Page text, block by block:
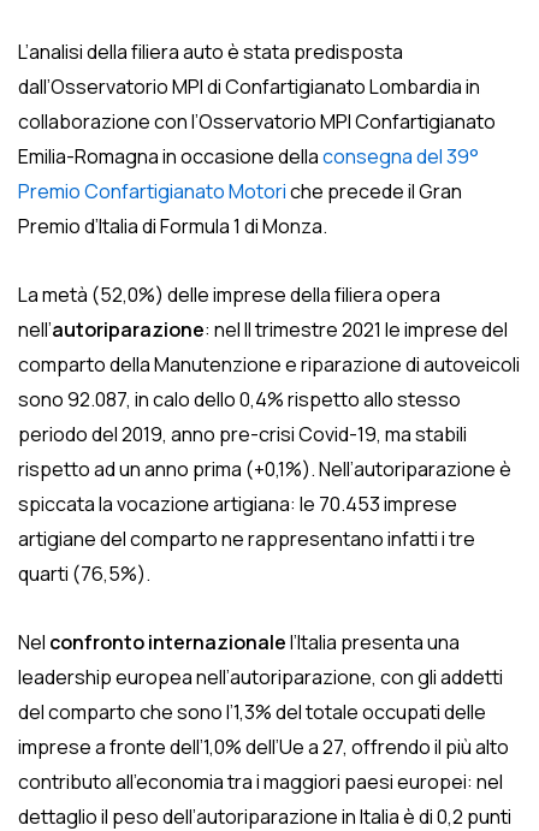
L’analisi della filiera auto è stata predisposta
dall’Osservatorio MPI di Confartigianato Lombardia in
collaborazione con l’Osservatorio MPI Confartigianato
Emilia-Romagna in occasione dellaconsegna del 39°
Premio Confartigianato Motoriche precede il Gran
Premio d’Italia di Formula 1 di Monza.
La metà (52,0%) delle imprese della filiera opera
nell’autoriparazione: nel II trimestre 2021 le imprese del
comparto della Manutenzione e riparazione di autoveicoli
sono 92.087, in calo dello 0,4% rispetto allo stesso
periodo del 2019, anno pre-crisi Covid-19, ma stabili
rispetto ad un anno prima (+0,1%). Nell’autoriparazione è
spiccata la vocazione artigiana: le 70.453 imprese
artigiane del comparto ne rappresentano infatti i tre
quarti (76,5%).
Nel confronto internazionalel’Italia presenta una
leadership europea nell’autoriparazione, con gli addetti
del comparto che sono l’1,3% del totale occupati delle
imprese a fronte dell’1,0% dell’Ue a 27, offrendo il più alto
contributo all’economia tra i maggiori paesi europei: nel
dettaglio il peso dell’autoriparazione in Italia è di 0,2 punti